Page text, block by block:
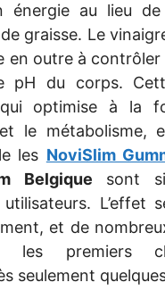
énergie au lieu
graisse. Le
en outre à contrôler
pH du corps.
qui optimise à la
le métabolisme,
les NoviSlim
Belgique sont si
L’effet
et de
les premiers
seulement